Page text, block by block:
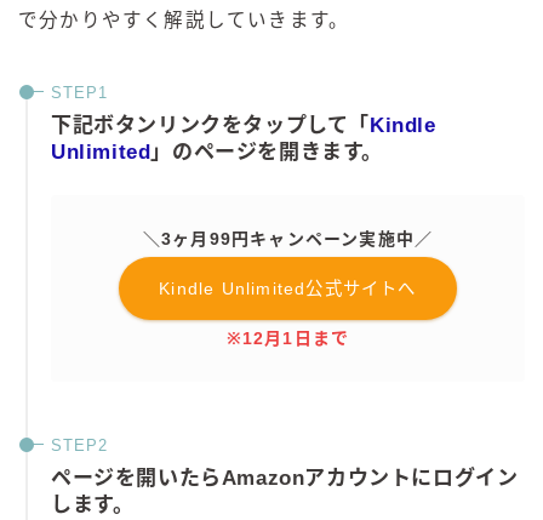
で分かりやすく解説していきます。
下記ボタンリンクをタップして「 Kindle
Unlimited 」のページを開きます。
＼3ヶ月99円キャンペーン実施中／
Kindle Unlimited公式サイトへ
※12月1日まで
ページを開いたらAmazonアカウントにログイン
します。